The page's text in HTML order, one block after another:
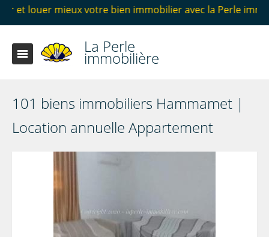
bien immobilier avec la Perle immobilière
La Perle
immobilière
101 biens immobiliers Hammamet |
Location annuelle Appartement